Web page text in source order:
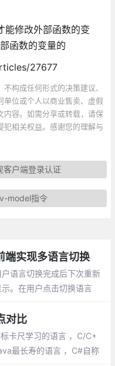
修改外部函数的变
函数的变量的
27677
构成任何形式的决策建议、
位或个人以商业售卖、虚假
内容。如需分享或转载，请保
犯相关权益。感谢您的理解与
客户端登录认证
model指令
端实现多语言切换
语言切换完成后下次重新
。在用户点击切换语言
对比
卡尺学习的语言 ，C/C+
最长寿的语言 ，C#自称